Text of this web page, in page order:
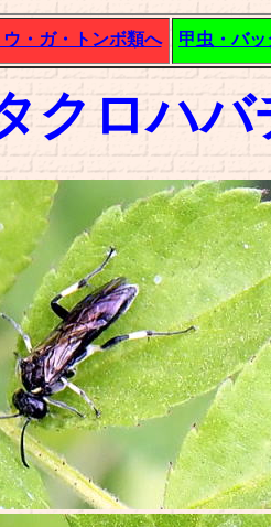
・ガ・トンボ類へ 甲虫・バッ
クロハバ